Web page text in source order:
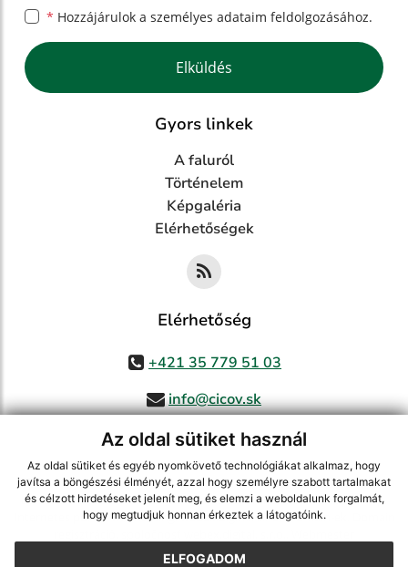
Az oldal sütiket használ
Az oldal sütiket és egyéb nyomkövető technológiákat alkalmaz, hogy
javítsa a böngészési élményét, azzal hogy személyre szabott tartalmakat
és célzott hirdetéseket jelenít meg, és elemzi a weboldalunk forgalmát,
hogy megtudjuk honnan érkeztek a látogatóink.
ELFOGADOM
* Hozzájárulok a személyes adataim feldolgozásához.
Google reCaptcha Response
Elküldés
Gyors linkek
A faluról
Történelem
Képgaléria
Elérhetőségek
Elérhetőség
+421 35 779 51 03
info@cicov.sk
használja ki a legfrissebb információk követését az RSS funkcióval,
ECHELON 2 CMS rendszer (tartalomkezelő rendszer),Honlaptérkép
Internetes portál, webhosting,webex.digital, s.r.o.,Domain-ek